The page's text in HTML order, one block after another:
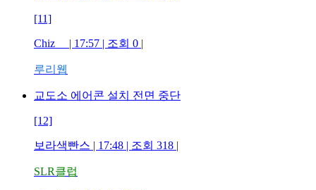
[11]
Chiz | 17:57 | 조회 0 |
루리웹
교도소 에어콘 설치 전면 중단
[12]
보라색빤스 | 17:48 | 조회 318 |
SLR클럽